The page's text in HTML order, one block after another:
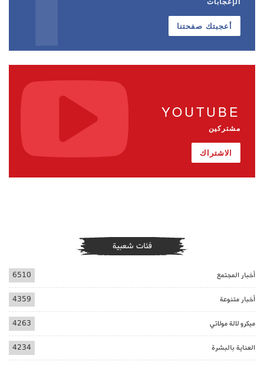
أعجبتك صفحتنا
YOUTUBE
مشتركين
الاشتراك
فئات شعبية
أخبار المجتمع 6510
أخبار متنوعة 4359
ميكرو لالة مولاتي 4263
العناية بالبشرة 4234